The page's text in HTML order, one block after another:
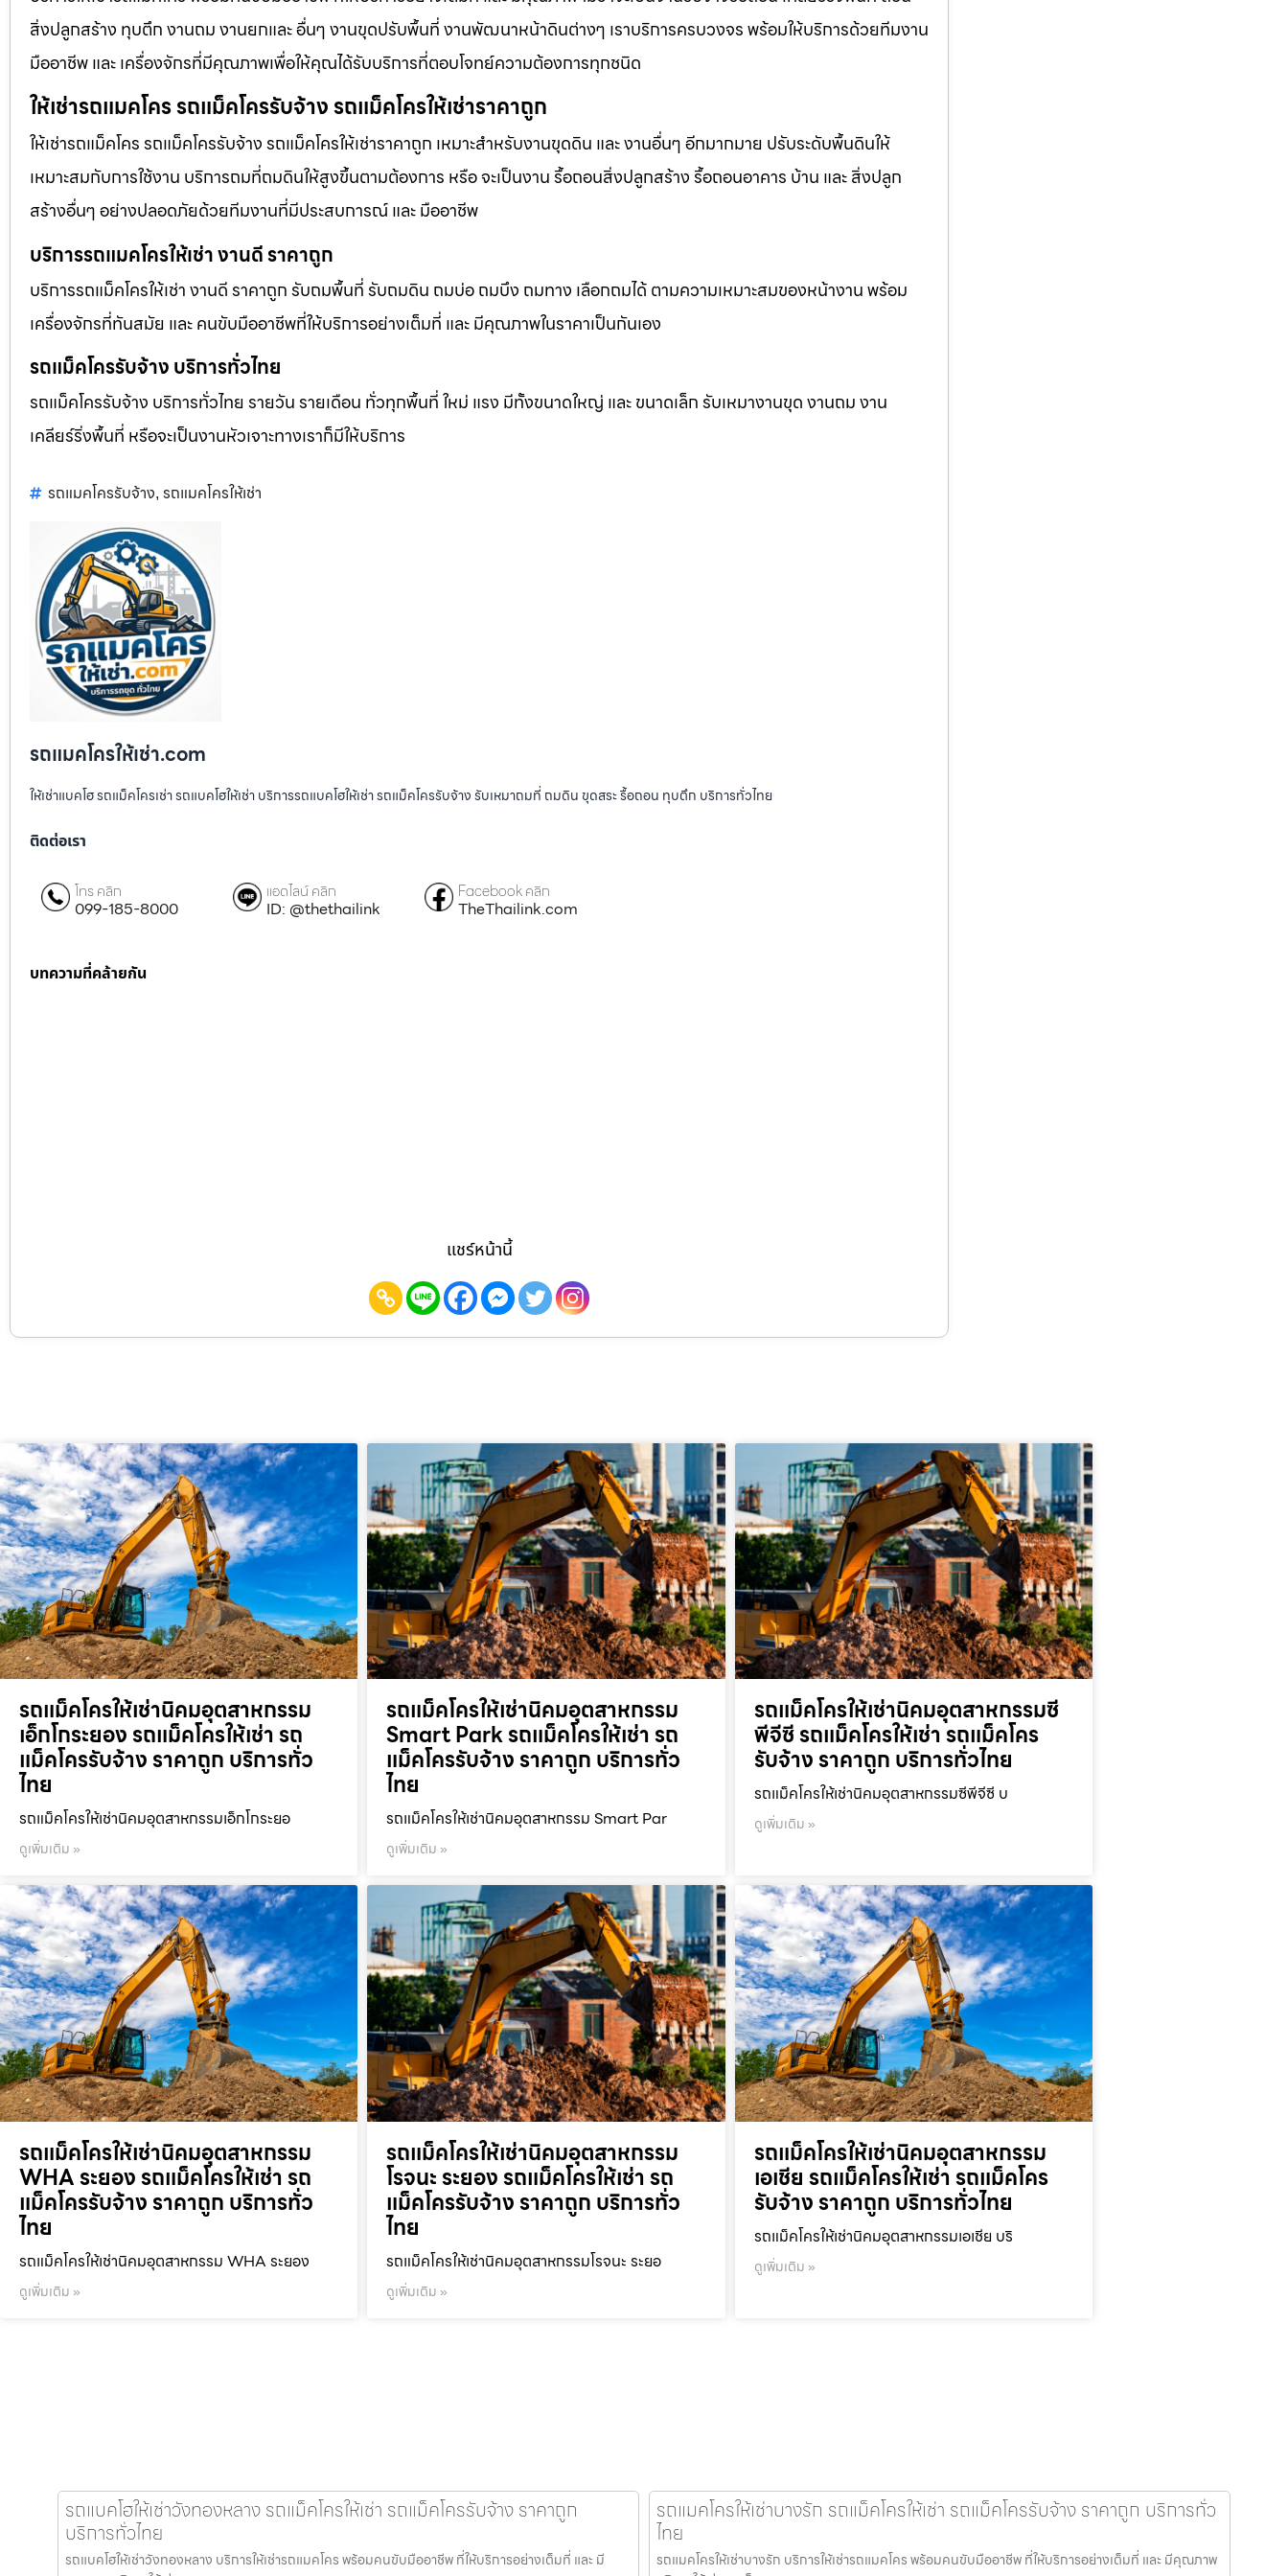
สิ่งปลูกสร้าง ทุบตึก งานถม งานยกและ อื่นๆ งานขุดปรับพื้นที่ งานพัฒนาหน้าดินต่างๆ เราบริการครบวงจร พร้อมให้บริการด้วยทีมงาน
มืออาชีพ และ เครื่องจักรที่มีคุณภาพเพื่อให้คุณได้รับบริการที่ตอบโจทย์ความต้องการทุกชนิด
ให้เช่ารถแมคโคร รถแม็คโครรับจ้าง รถแม็คโครให้เช่าราคาถูก
ให้เช่ารถแม็คโคร รถแม็คโครรับจ้าง รถแม็คโครให้เช่าราคาถูก เหมาะสำหรับงานขุดดิน และ งานอื่นๆ อีกมากมาย ปรับระดับพื้นดินให้
เหมาะสมกับการใช้งาน บริการถมที่ถมดินให้สูงขึ้นตามต้องการ หรือ จะเป็นงาน รื้อถอนสิ่งปลูกสร้าง รื้อถอนอาคาร บ้าน และ สิ่งปลูก
สร้างอื่นๆ อย่างปลอดภัยด้วยทีมงานที่มีประสบการณ์ และ มืออาชีพ
บริการรถแมคโครให้เช่า งานดี ราคาถูก
บริการรถแม็คโครให้เช่า งานดี ราคาถูก รับถมพื้นที่ รับถมดิน ถมบ่อ ถมบึง ถมทาง เลือกถมได้ ตามความเหมาะสมของหน้างาน พร้อม
เครื่องจักรที่ทันสมัย และ คนขับมืออาชีพที่ให้บริการอย่างเต็มที่ และ มีคุณภาพในราคาเป็นกันเอง
รถแม็คโครรับจ้าง บริการทั่วไทย
รถแม็คโครรับจ้าง บริการทั่วไทย รายวัน รายเดือน ทั่วทุกพื้นที่ ใหม่ แรง มีทั้งขนาดใหญ่ และ ขนาดเล็ก รับเหมางานขุด งานถม งาน
เคลียร์ริ่งพื้นที่ หรือจะเป็นงานหัวเจาะทางเราก็มีให้บริการ
รถแมคโครรับจ้าง, รถแมคโครให้เช่า
รถแมคโครให้เช่า.com
ให้เช่าแบคโฮ รถแม็คโครเช่า รถแบคโฮให้เช่า บริการรถแบคโฮให้เช่า รถแม็คโครรับจ้าง รับเหมาถมที่ ถมดิน ขุดสระ รื้อถอน ทุบตึก บริการทั่วไทย
ติดต่อเรา
โทร คลิก
099-185-8000
แอดไลน์ คลิก
ID: @thethailink
Facebook คลิก
TheThailink.com
บทความที่คล้ายกัน
แชร์หน้านี้
รถแม็คโครให้เช่านิคมอุตสาหกรรม
เอ็กโกระยอง รถแม็คโครให้เช่า รถ
แม็คโครรับจ้าง ราคาถูก บริการทั่ว
ไทย
รถแม็คโครให้เช่านิคมอุตสาหกรรมเอ็กโกระยอ
ดูเพิ่มเติม »
รถแม็คโครให้เช่านิคมอุตสาหกรรม
Smart Park รถแม็คโครให้เช่า รถ
แม็คโครรับจ้าง ราคาถูก บริการทั่ว
ไทย
รถแม็คโครให้เช่านิคมอุตสาหกรรม Smart Par
ดูเพิ่มเติม »
รถแม็คโครให้เช่านิคมอุตสาหกรรมซี
พีจีซี รถแม็คโครให้เช่า รถแม็คโคร
รับจ้าง ราคาถูก บริการทั่วไทย
รถแม็คโครให้เช่านิคมอุตสาหกรรมซีพีจีซี บ
ดูเพิ่มเติม »
รถแม็คโครให้เช่านิคมอุตสาหกรรม
WHA ระยอง รถแม็คโครให้เช่า รถ
แม็คโครรับจ้าง ราคาถูก บริการทั่ว
ไทย
รถแม็คโครให้เช่านิคมอุตสาหกรรม WHA ระยอง
ดูเพิ่มเติม »
รถแม็คโครให้เช่านิคมอุตสาหกรรม
โรจนะ ระยอง รถแม็คโครให้เช่า รถ
แม็คโครรับจ้าง ราคาถูก บริการทั่ว
ไทย
รถแม็คโครให้เช่านิคมอุตสาหกรรมโรจนะ ระยอ
ดูเพิ่มเติม »
รถแม็คโครให้เช่านิคมอุตสาหกรรม
เอเชีย รถแม็คโครให้เช่า รถแม็คโคร
รับจ้าง ราคาถูก บริการทั่วไทย
รถแม็คโครให้เช่านิคมอุตสาหกรรมเอเชีย บริ
ดูเพิ่มเติม »
รถแบคโฮให้เช่าวังทองหลาง รถแม็คโครให้เช่า รถแม็คโครรับจ้าง ราคาถูก
บริการทั่วไทย
รถแบคโฮให้เช่าวังทองหลาง บริการให้เช่ารถแมคโคร พร้อมคนขับมืออาชีพ ที่ให้บริการอย่างเต็มที่ และ มี
รถแมคโครให้เช่าบางรัก รถแม็คโครให้เช่า รถแม็คโครรับจ้าง ราคาถูก บริการทั่ว
ไทย
รถแมคโครให้เช่าบางรัก บริการให้เช่ารถแมคโคร พร้อมคนขับมืออาชีพ ที่ให้บริการอย่างเต็มที่ และ มีคุณภาพ